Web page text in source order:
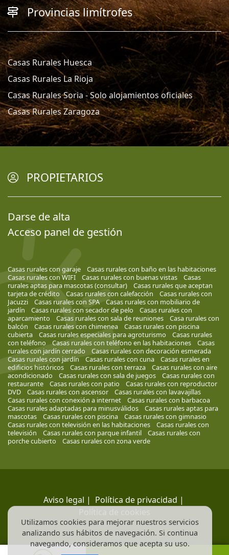
Provincias limítrofes
Casas Rurales Huesca
Casas Rurales La Rioja
Casas Rurales Soria - Solo alojamientos oficiales
Casas Rurales Zaragoza
PROPIETARIOS
Darse de alta
Acceso panel de gestión
Casas rurales con garaje
Casas rurales con baño en las habitaciones
Casas rurales con WIFI
Casas rurales con buenas vistas
Casas
rurales aptas para mascotas (consultar)
Casas rurales que aceptan
tarjeta de crédito
Casas rurales con calefacción
Casas rurales con
Jacuzzi
Casas rurales con SPA
Casas rurales con mobiliario de
jardín
Casas rurales con secador de pelo
Casas rurales con
aparcamiento
Casas rurales con sala de reuniones
Casa rurales con
balcón
Casas rurales con chimenea
Casas rurales con piscina
cubierta
Casas rurales especiales para agroturismo
Casas rurales
con teléfono
Casas rurales con teléfono en las habitaciones
Casas
rurales con jardín cerrado
Casas rurales con decoración esmerada
Casas rurales con jardín
Casas rurales con cuna
Casas rurales en
edificios históricos
Casas rurales con terraza
Casas rurales con aire
acondicionado
Casas rurales con sala de juegos
Casas rurales con
restaurante
Casas rurales con patio
Casas rurales con reproductor
DVD
Casas rurales con ascensor
Casas rurales con lavavajillas
Casas rurales con conexión a internet
Casas rurales con barbacoa
Casas rurales adaptadas para minusválidos
Casas rurales aptas para
mascotas
Casas rurales con piscina
Casas rurales con gimnasio
Casas rurales con televisión en las habitaciones
Casas rurales con
televisión
Casas rurales con parque infantil
Casas rurales con
porche cubierto
Casas rurales con zona verde
Aviso legal | Política de privacidad |
Política de cookies
Utilizamos cookies para mejorar nuestros servicios
analizando sus hábitos de navegación. Si continua
navegando, consideramos que acepta su uso.